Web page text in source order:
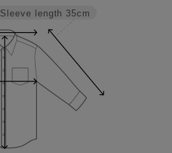
Sleeve length 35cm